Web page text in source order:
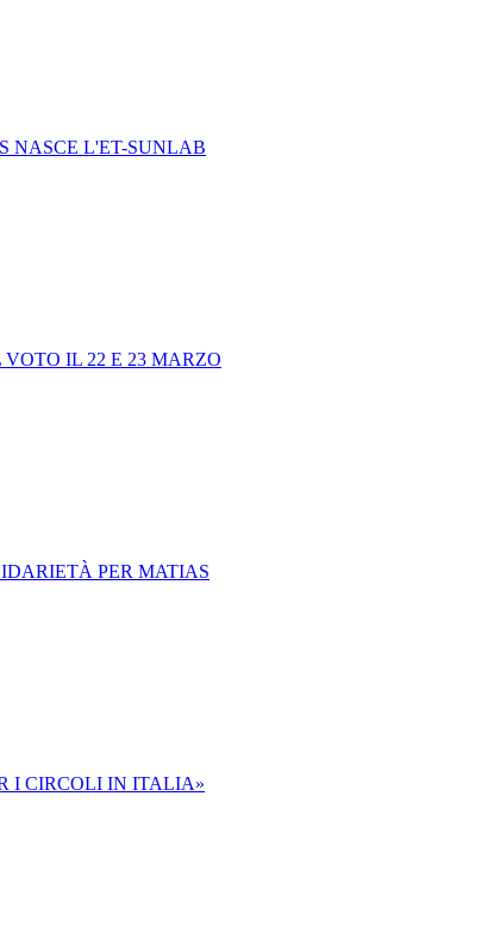
NASCE L'ET-SUNLAB
IL 22 E 23 MARZO
PER MATIAS
I CIRCOLI IN ITALIA»